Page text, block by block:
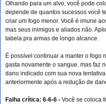
Olhando para um alvo, você pode
depende de quantos sucessos você
criar um fogo menor. Você é imune
mas seus inimigos e aliados não.
tabela pra armas de longo alcance.
É possível continuar a manter o fogo
gasta novamente o sangue, mas faz
dano indicado com sua nova
anteriormente após a redução de
Falha crítica: 6-6-6 - Você se coloca